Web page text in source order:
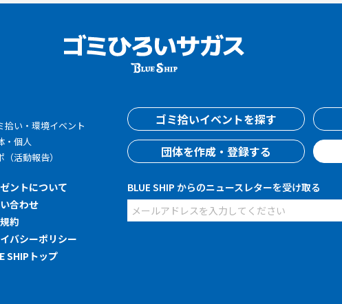
拾い・環境イベント
・個人
（活動報告）
ントについて
合わせ
約
バシーポリシー
SHIPトップ
ゴミ拾いイベントを探す
団体を作成・登録する
BLUE SHIP からのニュースレターを受け取る